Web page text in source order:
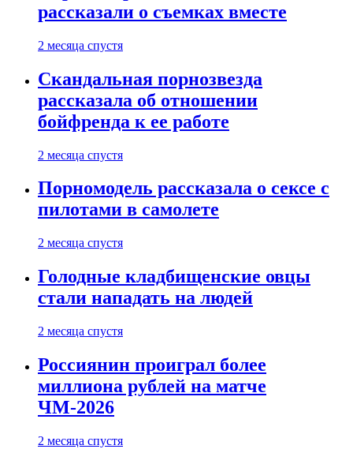
рассказали о съемках вместе
2 месяца спустя
Скандальная порнозвезда
рассказала об отношении
бойфренда к ее работе
2 месяца спустя
Порномодель рассказала о сексе с
пилотами в самолете
2 месяца спустя
Голодные кладбищенские овцы
стали нападать на людей
2 месяца спустя
Россиянин проиграл более
миллиона рублей на матче
ЧМ-2026
2 месяца спустя